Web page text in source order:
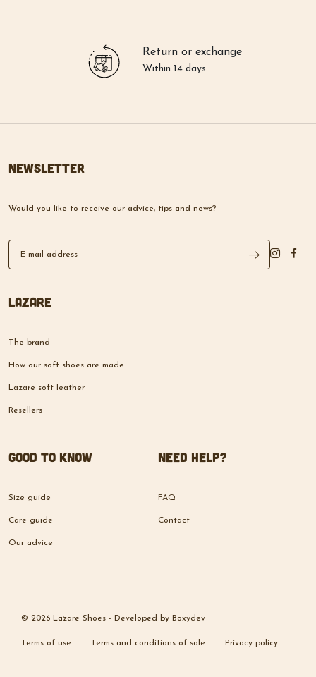
Return or exchange
Within 14 days
Newsletter
Would you like to receive our advice, tips and news?
Lazare
The brand
How our soft shoes are made
Lazare soft leather
Resellers
Good to know
Size guide
Care guide
Our advice
Need help?
FAQ
Contact
© 2026 Lazare Shoes - Developed by Boxydev
Terms of use Terms and conditions of sale Privacy policy